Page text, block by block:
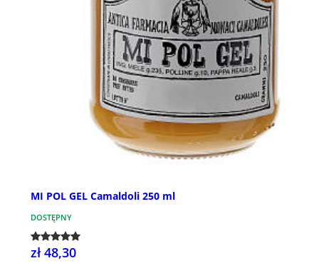
MI POL GEL Camaldoli 250 ml
DOSTĘPNY
zł 48,30